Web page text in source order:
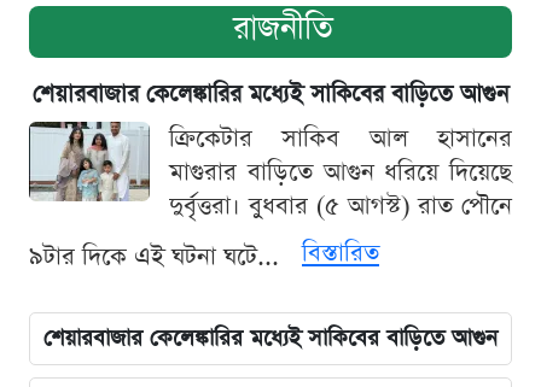
রাজনীতি
শেয়ারবাজার কেলেঙ্কারির মধ্যেই সাকিবের বাড়িতে আগুন
ক্রিকেটার সাকিব আল হাসানের
মাগুরার বাড়িতে আগুন ধরিয়ে দিয়েছে
দুর্বৃত্তরা। বুধবার (৫ আগস্ট) রাত পৌনে
৯টার দিকে এই ঘটনা ঘটে...
বিস্তারিত
শেয়ারবাজার কেলেঙ্কারির মধ্যেই সাকিবের বাড়িতে আগুন